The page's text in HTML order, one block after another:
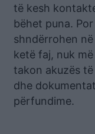
të kesh
bëhet puna.
shndërrohen
ketë faj, nuk
takon akuzës
dhe
përfundime.